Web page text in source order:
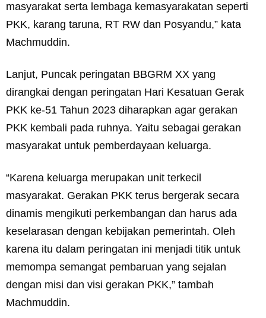
masyarakat serta lembaga kemasyarakatan seperti
PKK, karang taruna, RT RW dan Posyandu,” kata
Machmuddin.
Lanjut, Puncak peringatan BBGRM XX yang
dirangkai dengan peringatan Hari Kesatuan Gerak
PKK ke-51 Tahun 2023 diharapkan agar gerakan
PKK kembali pada ruhnya. Yaitu sebagai gerakan
masyarakat untuk pemberdayaan keluarga.
“Karena keluarga merupakan unit terkecil
masyarakat. Gerakan PKK terus bergerak secara
dinamis mengikuti perkembangan dan harus ada
keselarasan dengan kebijakan pemerintah. Oleh
karena itu dalam peringatan ini menjadi titik untuk
memompa semangat pembaruan yang sejalan
dengan misi dan visi gerakan PKK,” tambah
Machmuddin.